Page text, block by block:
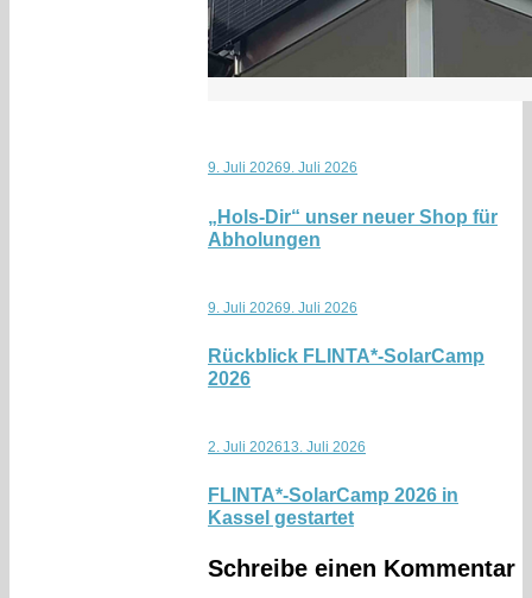
9. Juli 20269. Juli 2026
„Hols-Dir“ unser neuer Shop für
Abholungen
9. Juli 20269. Juli 2026
Rückblick FLINTA*-SolarCamp
2026
2. Juli 202613. Juli 2026
FLINTA*-SolarCamp 2026 in
Kassel gestartet
Schreibe einen Kommentar